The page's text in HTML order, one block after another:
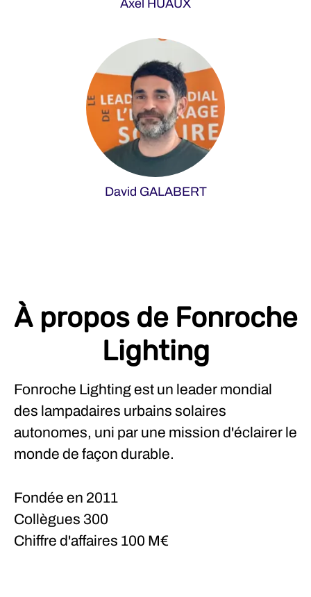
Axel HUAUX
David GALABERT
À propos de Fonroche
Lighting
Fonroche Lighting est un leader mondial
des lampadaires urbains solaires
autonomes, uni par une mission d'éclairer le
monde de façon durable.
Fondée en 2011
Collègues 300
Chiffre d'affaires 100 M€